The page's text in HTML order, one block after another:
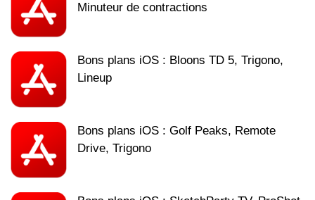
Minuteur de contractions
Bons plans iOS : Bloons TD 5, Trigono,
Lineup
Bons plans iOS : Golf Peaks, Remote
Drive, Trigono